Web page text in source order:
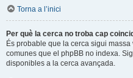
Torna a l’inici
Per què la cerca no troba cap
És probable que la cerca sigui
comunes que el phpBB no indexa.
disponibles a la cerca avançada.